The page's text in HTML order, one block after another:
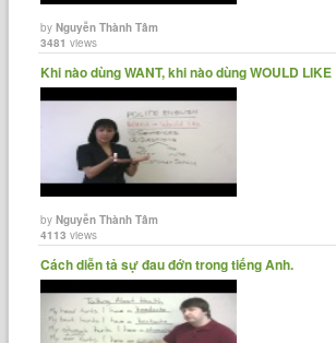
byNguyễn Thành Tâm
3481 views
Khi nào dùng WANT, khi nào dùng WOULD LIKE
byNguyễn Thành Tâm
4113 views
Cách diễn tả sự đau đớn trong tiếng Anh.